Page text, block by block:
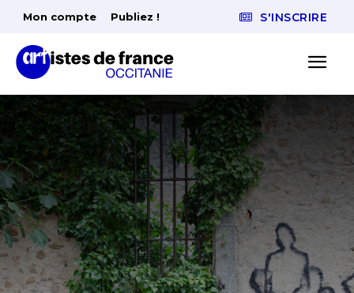
Mon compte Publiez ! S'INSCRIRE